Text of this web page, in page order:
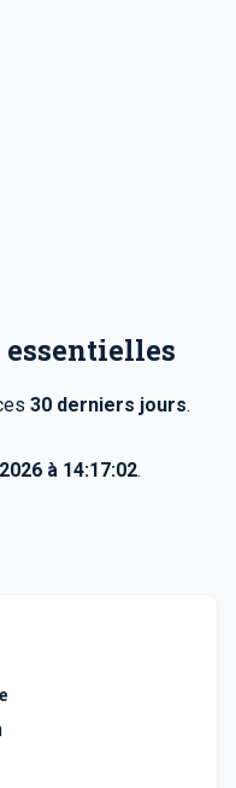
30 derniers jours.
à 14:17:02.